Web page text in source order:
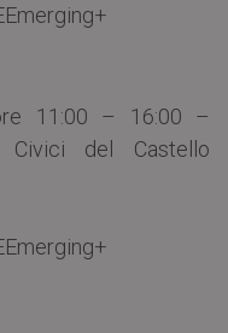
11:00 – 16:00 –
del Castello